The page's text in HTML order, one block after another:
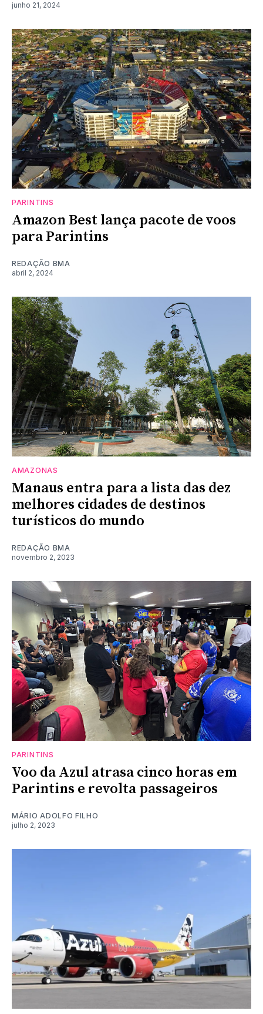
junho 21, 2024
PARINTINS
Amazon Best lança pacote de voos
para Parintins
REDAÇÃO BMA
abril 2, 2024
AMAZONAS
Manaus entra para a lista das dez
melhores cidades de destinos
turísticos do mundo
REDAÇÃO BMA
novembro 2, 2023
PARINTINS
Voo da Azul atrasa cinco horas em
Parintins e revolta passageiros
MÁRIO ADOLFO FILHO
julho 2, 2023